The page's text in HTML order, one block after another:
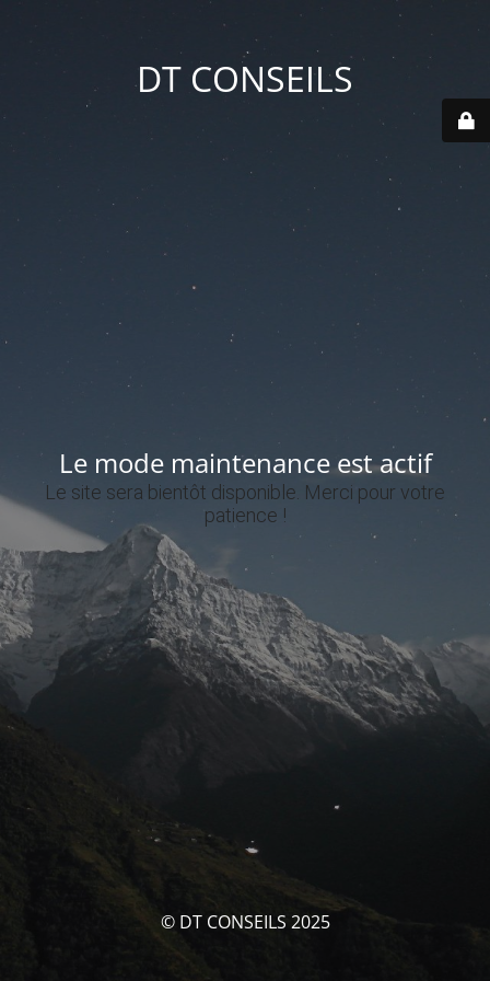
DT CONSEILS
Le mode maintenance est actif
Le site sera bientôt disponible. Merci pour votre
patience !
© DT CONSEILS 2025